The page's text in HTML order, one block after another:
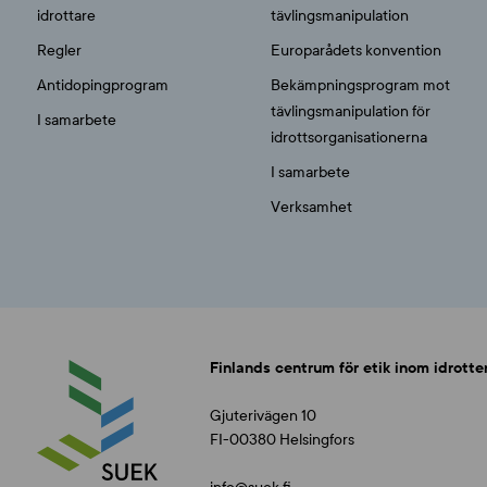
idrottare
Regler
Antidopingprogram
I samarbete
tävlingsmanipulation
Europarådets konvention
Bekämpningsprogram mot
tävlingsmanipulation för
idrottsorganisationerna
I samarbete
Verksamhet
Finlands centrum för etik inom
Gjuterivägen 10
FI-00380 Helsingfors